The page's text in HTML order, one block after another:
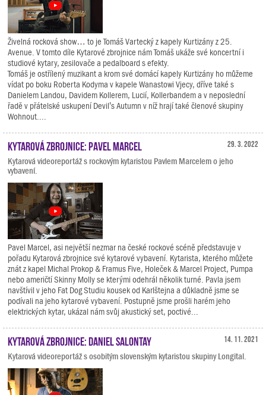
Živelná rocková show… to je Tomáš Vartecký z kapely Kurtizány z 25.
Avenue. V tomto díle Kytarové zbrojnice nám Tomáš ukáže své koncertní i
studiové kytary, zesilovače a pedalboard s efekty.
Tomáš je ostřílený muzikant a krom své domácí kapely Kurtizány ho můžeme
vídat po boku Roberta Kodyma v kapele Wanastowi Vjecy, dříve také s
Danielem Landou, Davidem Kollerem, Lucií, Kollerbandem a v neposlední
řadě v přátelské uskupení Devil’s Autumn v níž hrají také členové skupiny
Wohnout....
29. 3. 2022
Kytarová zbrojnice: Pavel Marcel
Kytarová videoreportáž s rockovým kytaristou Pavlem Marcelem o jeho
vybavení.
Pavel Marcel, asi největší nezmar na české rockové scéně představuje v
pořadu Kytarová zbrojnice své kytarové vybavení. Kytarista, kterého můžete
znát z kapel Michal Prokop & Framus Five, Holeček & Marcel Project, Pumpa
nebo američtí Skinny Molly se kterými odehrál několik turné. Pavla jsem
navštívil v jeho Fat Dog Studiu kousek od Karlštejna a důkladně jsme se
podívali na jeho kytarové vybavení. Postupně jsme prošli harém jeho
elektrických kytar, ukázal nám svůj akustický set, poctivé...
14. 11. 2021
Kytarová zbrojnice: Daniel Salontay
Kytarová videoreportáž s osobitým slovenským kytaristou skupiny Longital.